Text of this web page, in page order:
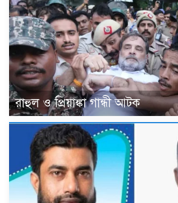
রাহুল ও প্রিয়াঙ্কা গান্ধী আটক